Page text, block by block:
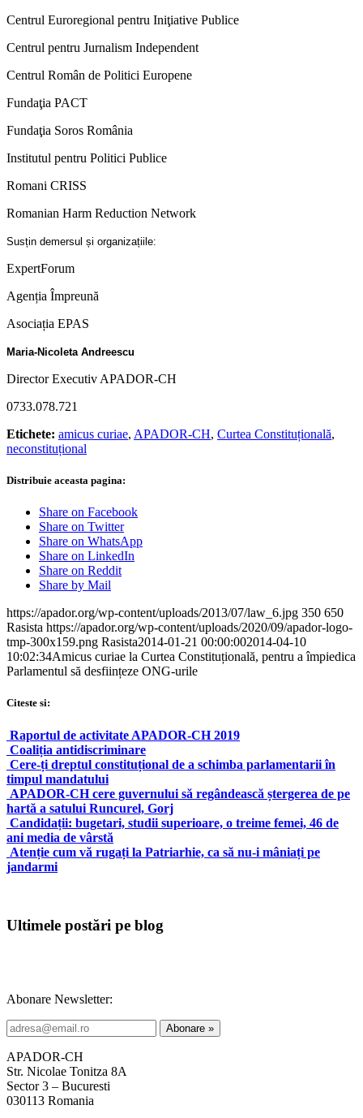
Centrul Euroregional pentru Iniţiative Publice
Centrul pentru Jurnalism Independent
Centrul Român de Politici Europene
Fundaţia PACT
Fundaţia Soros România
Institutul pentru Politici Publice
Romani CRISS
Romanian Harm Reduction Network
Susțin demersul și organizațiile:
ExpertForum
Agenția Împreună
Asociația EPAS
Maria-Nicoleta Andreescu
Director Executiv APADOR-CH
0733.078.721
Etichete: amicus curiae, APADOR-CH, Curtea Constituțională,
neconstituțional
Distribuie aceasta pagina:
Share on Facebook
Share on Twitter
Share on WhatsApp
Share on LinkedIn
Share on Reddit
Share by Mail
https://apador.org/wp-content/uploads/2013/07/law_6.jpg 350 650
Rasista https://apador.org/wp-content/uploads/2020/09/apador-logo-
tmp-300x159.png Rasista2014-01-21 00:00:002014-04-10
10:02:34Amicus curiae la Curtea Constituțională, pentru a împiedica
Parlamentul să desființeze ONG-urile
Citeste si:
Raportul de activitate APADOR-CH 2019
Coaliția antidiscriminare
Cere-ți dreptul constituțional de a schimba parlamentarii în
timpul mandatului
APADOR-CH cere guvernului să regândească ștergerea de pe
hartă a satului Runcurel, Gorj
Candidații: bugetari, studii superioare, o treime femei, 46 de
ani media de vârstă
Atenție cum vă rugați la Patriarhie, ca să nu-i mâniați pe
jandarmi
Ultimele postări pe blog
Abonare Newsletter:
APADOR-CH
Str. Nicolae Tonitza 8A
Sector 3 – Bucuresti
030113 Romania